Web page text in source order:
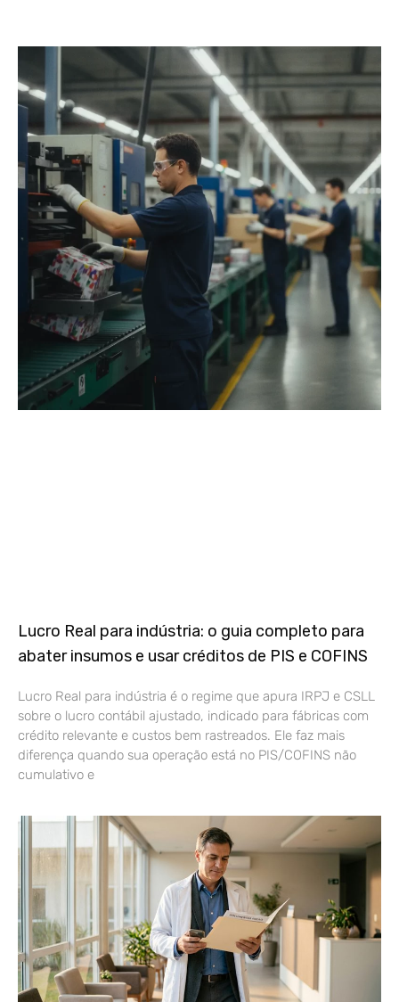
Lucro Real para indústria: o guia completo para
abater insumos e usar créditos de PIS e COFINS
Lucro Real para indústria é o regime que apura IRPJ e CSLL
sobre o lucro contábil ajustado, indicado para fábricas com
crédito relevante e custos bem rastreados. Ele faz mais
diferença quando sua operação está no PIS/COFINS não
cumulativo e